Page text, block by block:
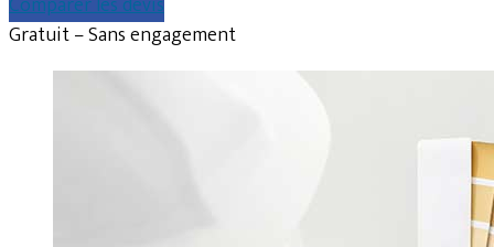
Gratuit – Sans engagement